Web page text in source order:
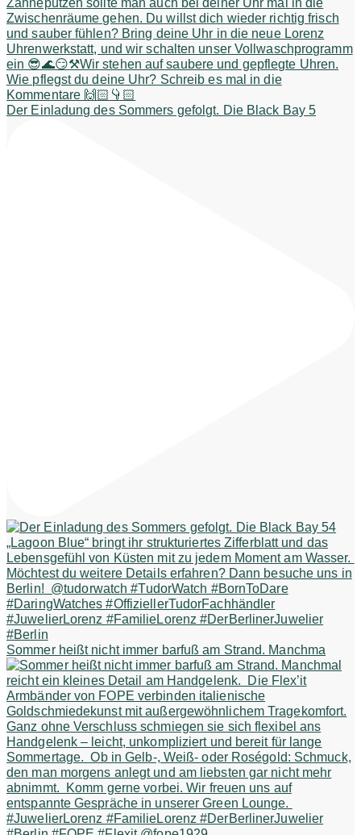
Der Einladung des Sommers gefolgt. Die Black Bay 5
Sommer heißt nicht immer barfuß am Strand. Manchma